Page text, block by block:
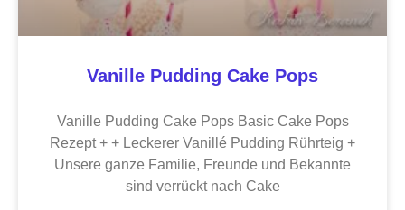
Vanille Pudding Cake Pops
Vanille Pudding Cake Pops Basic Cake Pops
Rezept + + Leckerer Vanillé Pudding Rührteig +
Unsere ganze Familie, Freunde und Bekannte
sind verrückt nach Cake